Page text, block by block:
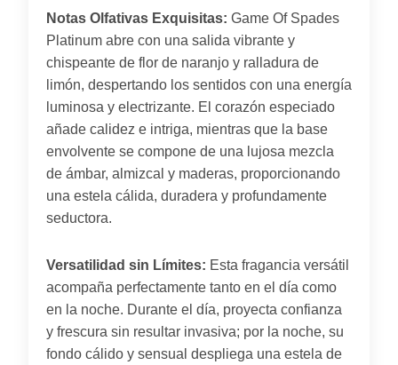
Notas Olfativas Exquisitas: Game Of Spades
Platinum abre con una salida vibrante y
chispeante de flor de naranjo y ralladura de
limón, despertando los sentidos con una energía
luminosa y electrizante. El corazón especiado
añade calidez e intriga, mientras que la base
envolvente se compone de una lujosa mezcla
de ámbar, almizcal y maderas, proporcionando
una estela cálida, duradera y profundamente
seductora.
Versatilidad sin Límites: Esta fragancia versátil
acompaña perfectamente tanto en el día como
en la noche. Durante el día, proyecta confianza
y frescura sin resultar invasiva; por la noche, su
fondo cálido y sensual despliega una estela de